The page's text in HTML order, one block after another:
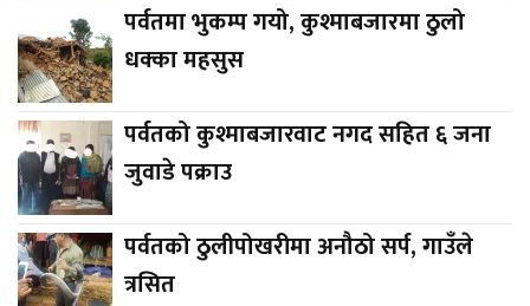
पर्वतमा भुकम्प गयो, कुश्माबजारमा ठुलो
धक्का महसुस
पर्वतको कुश्माबजारवाट नगद सहित ६ जना
जुवाडे पक्राउ
पर्वतको ठुलीपोखरीमा अनौठो सर्प, गाउँले
त्रसित